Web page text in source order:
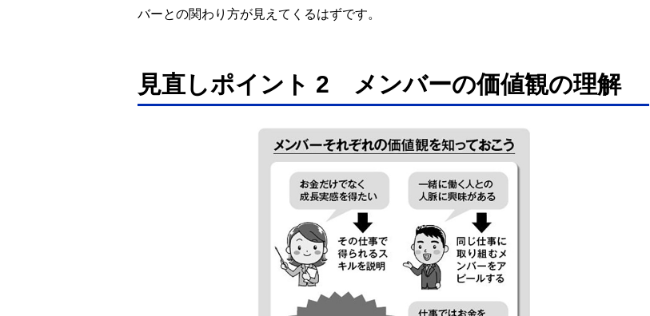
バーとの関わり方が見えてくるはずです。
見直しポイント 2 メンバーの価値観の理解